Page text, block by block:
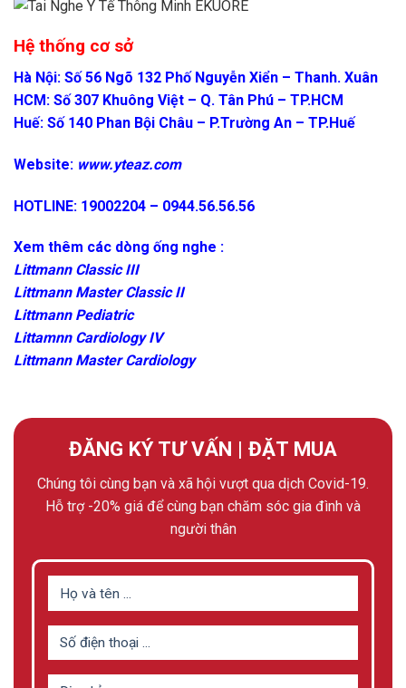
Hệ thống cơ sở
Hà Nội: Số 56 Ngõ 132 Phố Nguyễn Xiển – Thanh. Xuân
HCM: Số 307 Khuông Việt – Q. Tân Phú – TP.HCM
Huế: Số 140 Phan Bội Châu – P.Trường An – TP.Huế
Website: www.yteaz.com
HOTLINE: 19002204 – 0944.56.56.56
Xem thêm các dòng ống nghe :
Littmann Classic III
Littmann Master Classic II
Littmann Pediatric
Littamnn Cardiology IV
Littmann Master Cardiology
ĐĂNG KÝ TƯ VẤN | ĐẶT MUA
Chúng tôi cùng bạn và xã hội vượt qua dịch Covid-19.
Hỗ trợ -20% giá để cùng bạn chăm sóc gia đình và
người thân